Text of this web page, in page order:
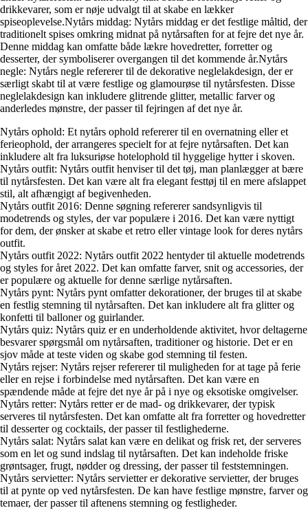
drikkevarer, som er nøje udvalgt til at skabe en lækker
spiseoplevelse.Nytårs middag: Nytårs middag er det festlige måltid, der
traditionelt spises omkring midnat på nytårsaften for at fejre det nye år.
Denne middag kan omfatte både lækre hovedretter, forretter og
desserter, der symboliserer overgangen til det kommende år.Nytårs
negle: Nytårs negle refererer til de dekorative neglelakdesign, der er
særligt skabt til at være festlige og glamourøse til nytårsfesten. Disse
neglelakdesign kan inkludere glitrende glitter, metallic farver og
anderledes mønstre, der passer til fejringen af det nye år.
Nytårs ophold: Et nytårs ophold refererer til en overnatning eller et
ferieophold, der arrangeres specielt for at fejre nytårsaften. Det kan
inkludere alt fra luksuriøse hotelophold til hyggelige hytter i skoven.
Nytårs outfit: Nytårs outfit henviser til det tøj, man planlægger at bære
til nytårsfesten. Det kan være alt fra elegant festtøj til en mere afslappet
stil, alt afhængigt af begivenheden.
Nytårs outfit 2016: Denne søgning refererer sandsynligvis til
modetrends og styles, der var populære i 2016. Det kan være nyttigt
for dem, der ønsker at skabe et retro eller vintage look for deres nytårs
outfit.
Nytårs outfit 2022: Nytårs outfit 2022 hentyder til aktuelle modetrends
og styles for året 2022. Det kan omfatte farver, snit og accessories, der
er populære og aktuelle for denne særlige nytårsaften.
Nytårs pynt: Nytårs pynt omfatter dekorationer, der bruges til at skabe
en festlig stemning til nytårsaften. Det kan inkludere alt fra glitter og
konfetti til balloner og guirlander.
Nytårs quiz: Nytårs quiz er en underholdende aktivitet, hvor deltagerne
besvarer spørgsmål om nytårsaften, traditioner og historie. Det er en
sjov måde at teste viden og skabe god stemning til festen.
Nytårs rejser: Nytårs rejser refererer til muligheden for at tage på ferie
eller en rejse i forbindelse med nytårsaften. Det kan være en
spændende måde at fejre det nye år på i nye og eksotiske omgivelser.
Nytårs retter: Nytårs retter er de mad- og drikkevarer, der typisk
serveres til nytårsfesten. Det kan omfatte alt fra forretter og hovedretter
til desserter og cocktails, der passer til festlighederne.
Nytårs salat: Nytårs salat kan være en delikat og frisk ret, der serveres
som en let og sund indslag til nytårsaften. Det kan indeholde friske
grøntsager, frugt, nødder og dressing, der passer til feststemningen.
Nytårs servietter: Nytårs servietter er dekorative servietter, der bruges
til at pynte op ved nytårsfesten. De kan have festlige mønstre, farver og
temaer, der passer til aftenens stemning og festligheder.